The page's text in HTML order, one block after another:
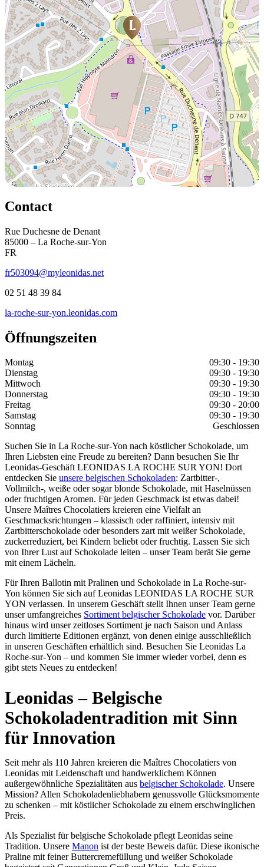
Contact
Rue Duchesne de Denant
85000 – La Roche-sur-Yon
FR
fr503094@myleonidas.net
02 51 48 39 84
la-roche-sur-yon.leonidas.com
Öffnungszeiten
Montag
09:30 - 19:30
Dienstag
09:30 - 19:30
Mittwoch
09:30 - 19:30
Donnerstag
09:30 - 19:30
Freitag
09:30 - 20:00
Samstag
09:30 - 19:30
Sonntag
Geschlossen
Suchen Sie in La Roche-sur-Yon nach köstlicher Schokolade, um
Ihren Liebsten eine Freude zu bereiten? Dann besuchen Sie Ihr
Leonidas-Geschäft LEONIDAS LA ROCHE SUR YON! Dort
entdecken Sie unsere belgischen Schokoladen: Zartbitter-,
Vollmilch-, weiße oder sogar blonde Schokolade, mit Haselnüssen
oder fruchtigen Aromen. Für jeden Geschmack ist etwas dabei!
Unsere Maîtres Chocolatiers kreieren eine Vielfalt an
Geschmacksrichtungen – klassisch oder raffiniert, intensiv mit
Zartbitterschokolade oder besonders zart mit weißer Schokolade,
zuckerreduziert, bei Kindern beliebt oder fruchtig. Lassen Sie sich
von Ihrer Lust auf Schokolade leiten – unser Team berät Sie gerne
mit einem Lächeln.
Für Ihren Ballotin mit Pralinen und Schokolade in La Roche-sur-
Yon können Sie sich auf Leonidas LEONIDAS LA ROCHE SUR
YON verlassen. In unserem Geschäft stellt Ihnen unser Team gerne
unser umfangreiches Sortiment belgischer Schokolade vor. Darüber
hinaus wird unser zeitloses Sortiment je nach Saison und Anlass
durch limitierte Editionen ergänzt, von denen einige ausschließlich
in unseren Geschäften erhältlich sind. Besuchen Sie Leonidas La
Roche-sur-Yon – und kommen Sie immer wieder vorbei, denn es
gibt stets Neues zu entdecken!
Leonidas – Belgische
Schokoladentradition mit Sinn
für Innovation
Seit mehr als 110 Jahren kreieren die Maîtres Chocolatiers von
Leonidas mit Leidenschaft und handwerklichem Können
außergewöhnliche Spezialitäten aus belgischer Schokolade. Unsere
Mission? Allen Schokoladenliebhabern genussvolle Glücksmomente
zu schenken – mit köstlicher Schokolade zu einem erschwinglichen
Preis.
Als Spezialist für belgische Schokolade pflegt Leonidas seine
Tradition. Unsere Manon ist der beste Beweis dafür. Diese ikonische
Praline mit feiner Buttercremefüllung und weißer Schokolade